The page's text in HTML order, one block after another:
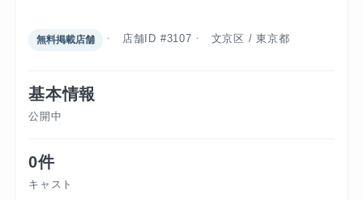
無料掲載店舗 店舗ID #3107 文京区 / 東京都
基本情報
公開中
0件
キャスト